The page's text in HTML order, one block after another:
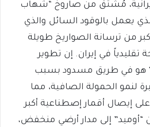
مُشتقٌّ من صاروخ “شهاب
الذي يعمل بالوقود السائل والذي
من ترسانة الصواريخ طويلة
تقليدياً في إيران. إن تطوير
هو في طريق مسدود بسبب
لنمو الحمولة الصافية، مما
إيصال أقمار إصطناعية أكبر
“أوميد” إلى مدار أرضي منخفض،